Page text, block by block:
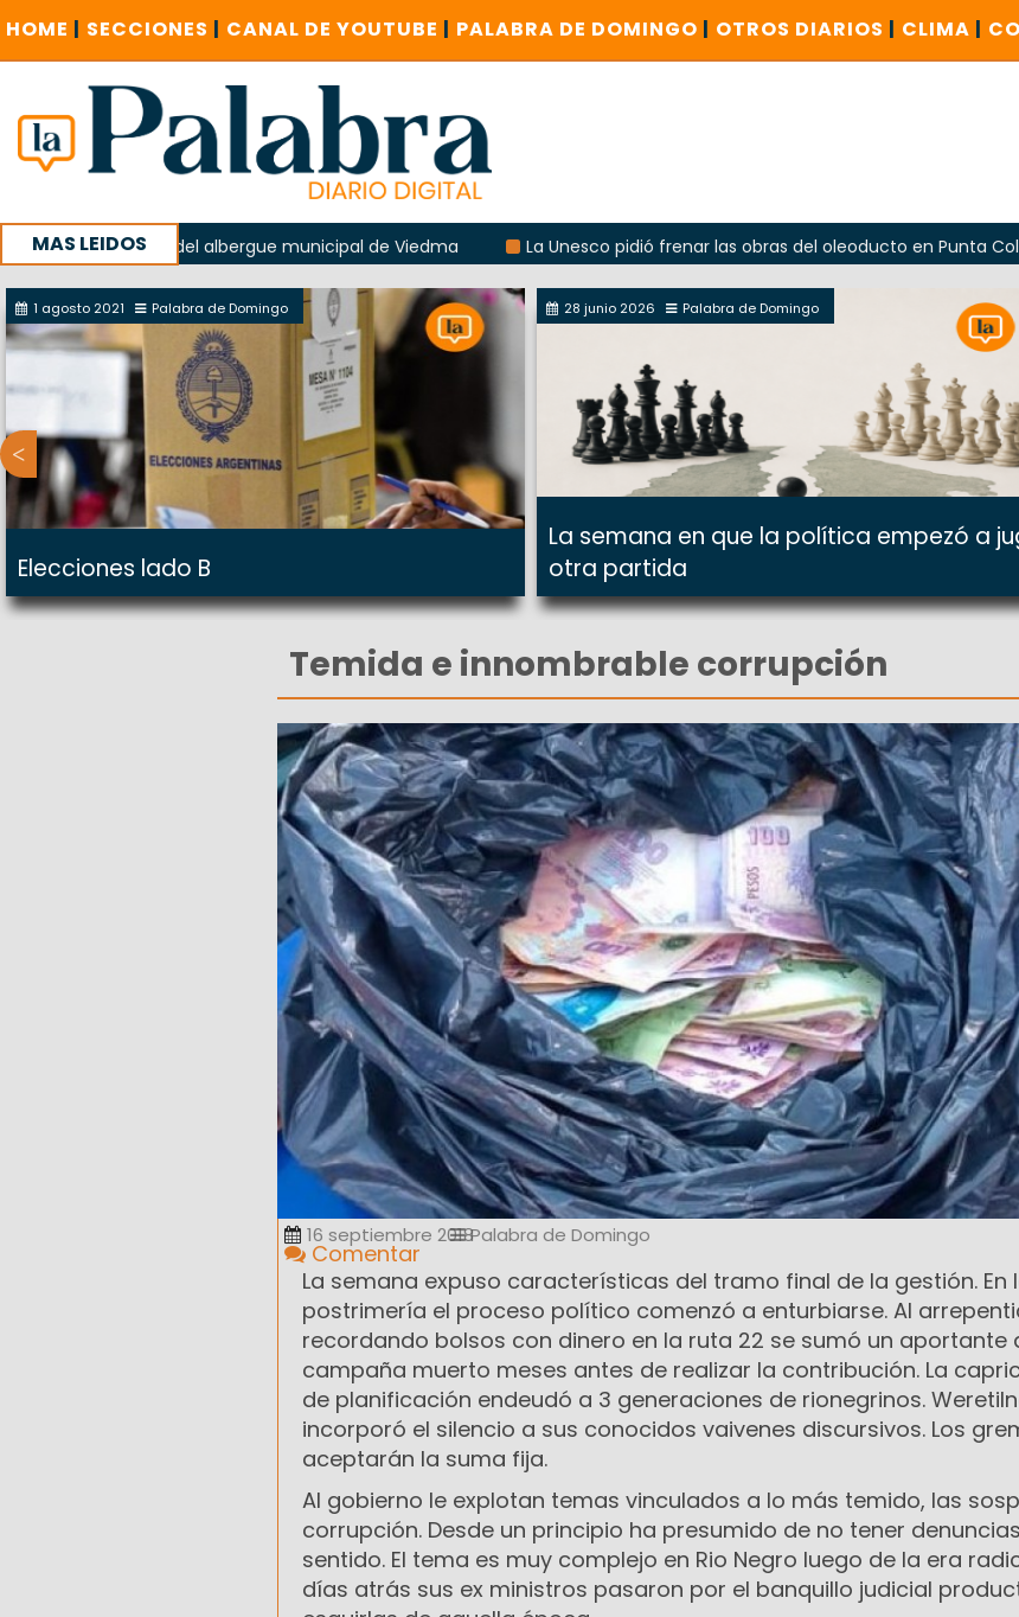
HOME | SECCIONES | CANAL DE YOUTUBE | PALABRA DE DOMINGO | OTROS DIARIOS | CLIMA |
MAS LEIDOS
del albergue municipal de Viedma La Unesco pidió frenar las obras del oleoducto en Punta Colorada
con un encuentro provincial en Roca
1 agosto 2021 Palabra de Domingo
Elecciones lado B
28 junio 2026 Palabra de Domingo
La semana en que la política empezó a
otra partida
Temida e innombrable corrupción
16 septiembre 2018Palabra de Domingo
Comentar
La semana expuso características del tramo final de la gestión. En
postrimería el proceso político comenzó a enturbiarse. Al
recordando bolsos con dinero en la ruta 22 se sumó un aportante
campaña muerto meses antes de realizar la contribución. La
de planificación endeudó a 3 generaciones de rionegrinos.
incorporó el silencio a sus conocidos vaivenes discursivos. Los
aceptarán la suma fija.
Al gobierno le explotan temas vinculados a lo más temido, las
corrupción. Desde un principio ha presumido de no tener
sentido. El tema es muy complejo en Rio Negro luego de la era
días atrás sus ex ministros pasaron por el banquillo judicial